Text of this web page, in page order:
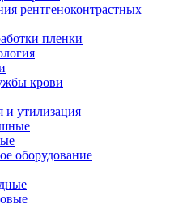
рентгеноконтрастных
пленки
крови
и утилизация
оборудование